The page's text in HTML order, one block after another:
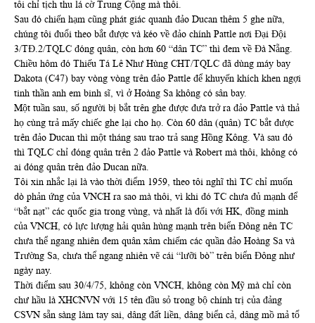
tôi chỉ tịch thu lá cờ Trung Cộng mà thôi.
Sau đó chiến hạm cũng phát giác quanh đảo Ducan thêm 5 ghe nữa,
chúng tôi đuổi theo bắt được và kéo về đảo chính Pattle nơi Đại Đội
3/TĐ.2/TQLC đóng quân, còn hơn 60 “dân TC” thì đem về Đà Nẵng.
Chiều hôm đó Thiếu Tá Lê Như Hùng CHT/TQLC đã dùng máy bay
Dakota (C47) bay vòng vòng trên đảo Pattle để khuyến khích khen ngợi
tinh thần anh em binh sĩ, vì ở Hoàng Sa không có sân bay.
Một tuần sau, số người bị bắt trên ghe được đưa trở ra đảo Pattle và thả
họ cùng trả mấy chiếc ghe lại cho họ. Còn 60 dân (quân) TC bắt được
trên đảo Ducan thì một tháng sau trao trả sang Hồng Kông. Và sau đó
thì TQLC chỉ đóng quân trên 2 đảo Pattle và Robert mà thôi, không có
ai đóng quân trên đảo Ducan nữa.
Tôi xin nhắc lại là vào thời điểm 1959, theo tôi nghĩ thì TC chỉ muốn
dò phản ứng của VNCH ra sao mà thôi, vì khi đó TC chưa đủ mạnh để
“bắt nạt” các quốc gia trong vùng, và nhất là đối với HK, đồng minh
của VNCH, có lực lượng hải quân hùng mạnh trên biển Đông nên TC
chưa thể ngang nhiên đem quân xâm chiếm các quần đảo Hoàng Sa và
Trường Sa, chưa thể ngang nhiên vẽ cái “lưỡi bò” trên biển Đông như
ngày nay.
Thời điểm sau 30/4/75, không còn VNCH, không còn Mỹ mà chỉ còn
chư hầu là XHCNVN với 15 tên đầu sỏ trong bộ chính trị của đảng
CSVN sẵn sàng làm tay sai, dâng đất liền, dâng biển cả, dâng mồ mả tổ